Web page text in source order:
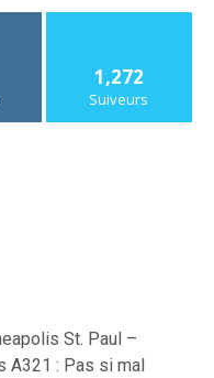
1,272
Suiveurs
St. Paul –
A321 : Pas si mal